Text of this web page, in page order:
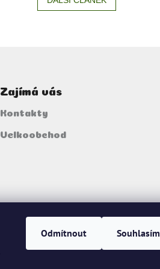
Odmítnout Souhlasím
Zajímá vás
Kontakty
Velkoobchod